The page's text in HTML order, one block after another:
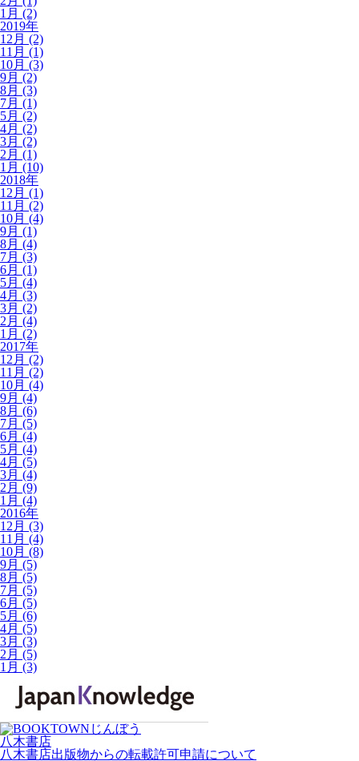
1月 (2)
2019年
12月 (2)
11月 (1)
10月 (3)
9月 (2)
8月 (3)
7月 (1)
5月 (2)
4月 (2)
3月 (2)
2月 (1)
1月 (10)
2018年
12月 (1)
11月 (2)
10月 (4)
9月 (1)
8月 (4)
7月 (3)
6月 (1)
5月 (4)
4月 (3)
3月 (2)
2月 (4)
1月 (2)
2017年
12月 (2)
11月 (2)
10月 (4)
9月 (4)
8月 (6)
7月 (5)
6月 (4)
5月 (4)
4月 (5)
3月 (4)
2月 (9)
1月 (4)
2016年
12月 (3)
11月 (4)
10月 (8)
9月 (5)
8月 (5)
7月 (5)
6月 (5)
5月 (6)
4月 (5)
3月 (3)
2月 (5)
1月 (3)
八木書店
八木書店出版物からの転載許可申請について